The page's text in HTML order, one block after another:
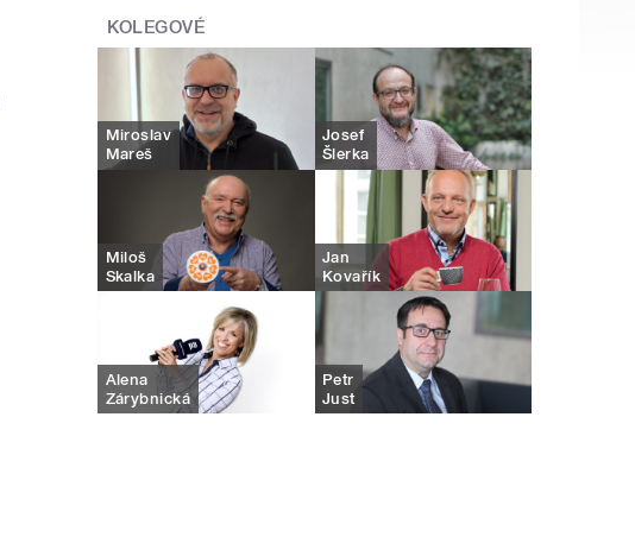
KOLEGOVÉ
Miroslav
Mareš
Josef
Šlerka
Miloš
Skalka
Jan
Kovařík
Alena
Zárybnická
Petr
Just